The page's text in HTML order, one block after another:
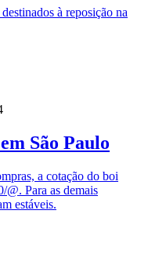
à reposição na
São Paulo
a cotação do boi
@. Para as demais
estáveis.